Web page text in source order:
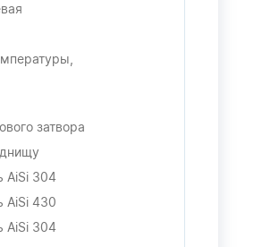
затвора
AiSi 304
AiSi 430
AiSi 304